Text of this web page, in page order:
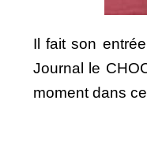
Il fait son
Journal le
moment dans